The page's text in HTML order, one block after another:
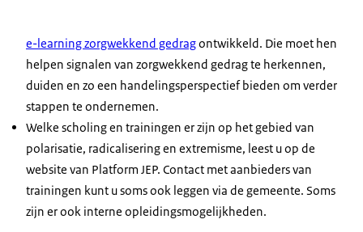
e-learning zorgwekkend gedragontwikkeld. Die moet hen
helpen signalen van zorgwekkend gedrag te herkennen,
duiden en zo een handelingsperspectief bieden om verder
stappen te ondernemen.
Welke scholing en trainingen er zijn op het gebied van
polarisatie, radicalisering en extremisme, leest u op de
website van Platform JEP. Contact met aanbieders van
trainingen kunt u soms ook leggen via de gemeente. Soms
zijn er ook interne opleidingsmogelijkheden.